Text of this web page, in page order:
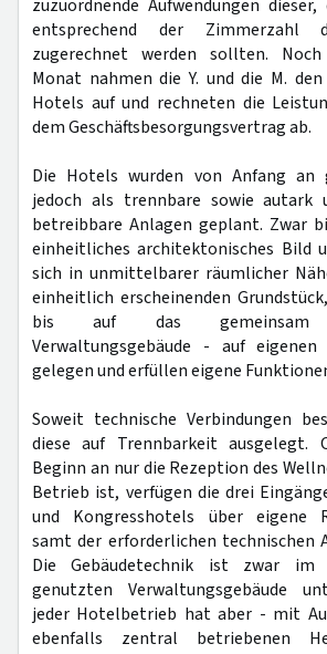
zuzuordnende Aufwendungen
entsprechend der Zimmerzahl
zugerechnet werden sollten.
Monat nahmen die Y. und die M.
Hotels auf und rechneten die
dem Geschäftsbesorgungsvertrag ab.
Die Hotels wurden von Anfang an
jedoch als trennbare sowie autark
betreibbare Anlagen geplant. Zwar
einheitliches architektonisches Bild
sich in unmittelbarer räumlicher
einheitlich erscheinenden
bis auf das gemeinsam
Verwaltungsgebäude - auf eigenen
gelegen und erfüllen eigene
Soweit technische Verbindungen
diese auf Trennbarkeit ausgelegt.
Beginn an nur die Rezeption des
Betrieb ist, verfügen die drei
und Kongresshotels über eigene
samt der erforderlichen technischen
Die Gebäudetechnik ist zwar im
genutzten Verwaltungsgebäude
jeder Hotelbetrieb hat aber - mit
ebenfalls zentral betriebenen